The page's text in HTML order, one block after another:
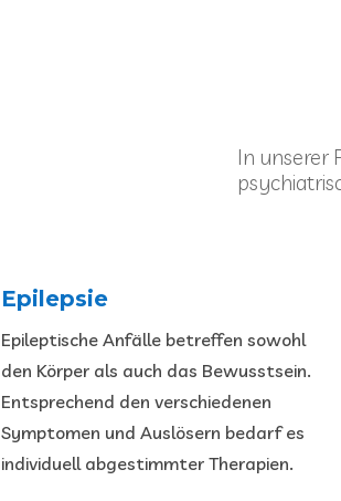
In unserer
Epilepsie
Epileptische Anfälle betreffen sowohl
den Körper als auch das Bewusstsein.
Entsprechend den verschiedenen
Symptomen und Auslösern bedarf es
individuell abgestimmter Therapien.